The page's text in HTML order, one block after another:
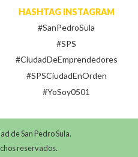
HASHTAG INSTAGRAM
#SanPedroSula
#SPS
#CiudadDeEmprendedores
#SPSCiudadEnOrden
#YoSoy0501
de San Pedro Sula.
reservados.